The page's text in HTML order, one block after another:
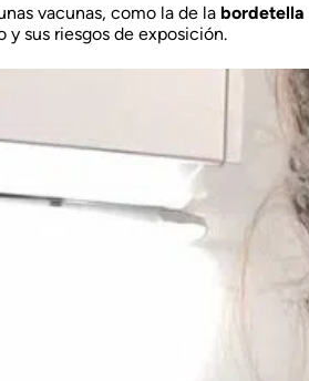
vacunas, como la de la bordetella
sus riesgos de exposición.